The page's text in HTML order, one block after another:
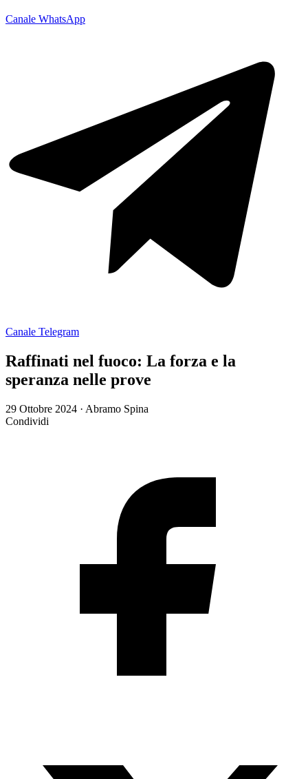
Canale WhatsApp
Canale Telegram
Raffinati nel fuoco: La forza e la
speranza nelle prove
29 Ottobre 2024 · Abramo Spina
Condividi